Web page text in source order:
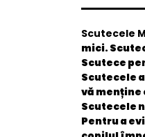
Scutecele
mici.
Scutece
Scutecele
vă
Scutecele
Pentru a